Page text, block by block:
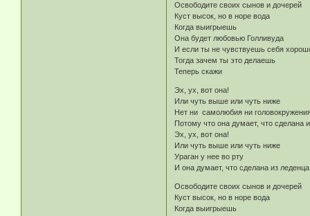
Освободите своих сынов и дочерей
Куст высок, но в норе вода
Когда выигрыешь
Она будет любовью Голливуда
И если ты не чувствуешь себя
Тогда зачем ты это делаешь
Теперь скажи
Эх, ух, вот она!
Или чуть выше или чуть ниже
Нет ни самолюбия ни
Потому что она думает, что сделана
Эх, ух, вот она!
Или чуть выше или чуть ниже
Ураган у нее во рту
И она думает, что сделана из леденца
Освободите своих сынов и дочерей
Куст высок, но в норе вода
Когда выигрыешь